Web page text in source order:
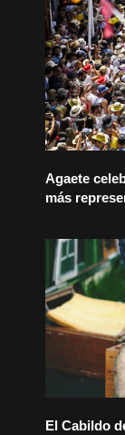
Agaete
más
El Cabildo